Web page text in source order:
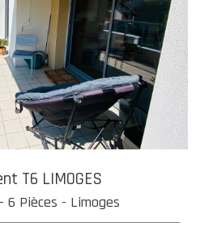
T6 LIMOGES
6 Pièces - Limoges